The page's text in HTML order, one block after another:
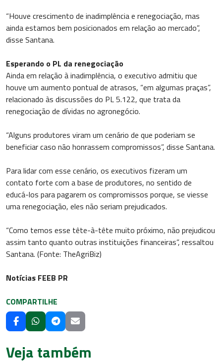
“Houve crescimento de inadimplência e renegociação, mas
ainda estamos bem posicionados em relação ao mercado”,
disse Santana.
Esperando o PL da renegociação
Ainda em relação à inadimplência, o executivo admitiu que
houve um aumento pontual de atrasos, “em algumas praças”,
relacionado às discussões do PL 5.122, que trata da
renegociação de dívidas no agronegócio.
“Alguns produtores viram um cenário de que poderiam se
beneficiar caso não honrassem compromissos”, disse Santana.
Para lidar com esse cenário, os executivos fizeram um
contato forte com a base de produtores, no sentido de
educá-los para pagarem os compromissos porque, se viesse
uma renegociação, eles não seriam prejudicados.
“Como temos esse tête-à-tête muito próximo, não prejudicou
assim tanto quanto outras instituições financeiras”, ressaltou
Santana. (Fonte: TheAgriBiz)
Notícias FEEB PR
COMPARTILHE
Veja também